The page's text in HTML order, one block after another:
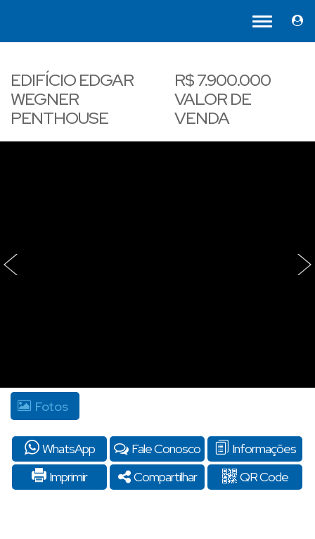
EDIFÍCIO EDGAR
WEGNER
PENTHOUSE
R$7.900.000
VALOR DE
VENDA
‹ ›
Fotos
WhatsApp Fale Conosco
Informações
Imprimir
Compartilhar QR Code